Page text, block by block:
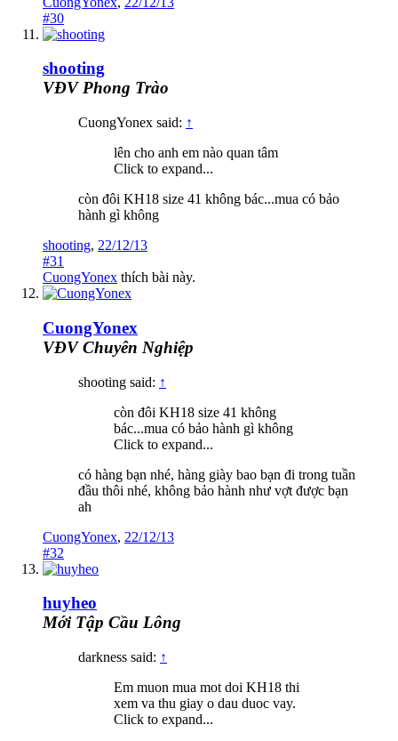
#30
shooting
VĐV Phong Trào
CuongYonex said: ↑
lên cho anh em nào quan tâm
Click to expand...
còn đôi KH18 size 41 không bác...mua có bảo
hành gì không
shooting, 22/12/13
#31
CuongYonex thích bài này.
CuongYonex
VĐV Chuyên Nghiệp
shooting said: ↑
còn đôi KH18 size 41 không
bác...mua có bảo hành gì không
Click to expand...
có hàng bạn nhé, hàng giày bao bạn đi trong tuần
đầu thôi nhé, không bảo hành như vợt được bạn
ah
CuongYonex, 22/12/13
#32
huyheo
Mới Tập Cầu Lông
darkness said: ↑
Em muon mua mot doi KH18 thi
xem va thu giay o dau duoc vay.
Click to expand...